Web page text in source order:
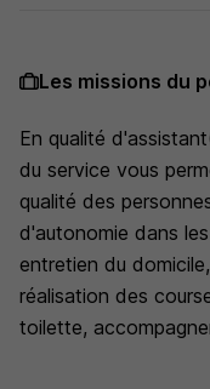
Les missions du
En qualité
du service vous
qualité des
d'autonomie dans
entretien du
réalisation des
toilette,